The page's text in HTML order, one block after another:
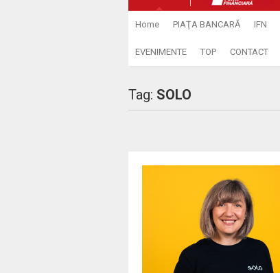
Home PIAŢA BANCARĂ IFN
EVENIMENTE TOP CONTACT
Tag: SOLO